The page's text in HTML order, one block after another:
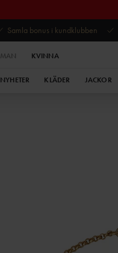
Samla bonus i kundklubben
MAN KVINNA
NYHETER KLÄDER JACKOR